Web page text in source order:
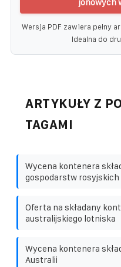
Wersja PDF zawiera pełny
Idealna do
ARTYKUŁY Z
TAGAMI
Wycena kontenera
gospodarstw rosyjskich
Oferta na składany
australijskiego lotniska
Wycena kontenera
Australii